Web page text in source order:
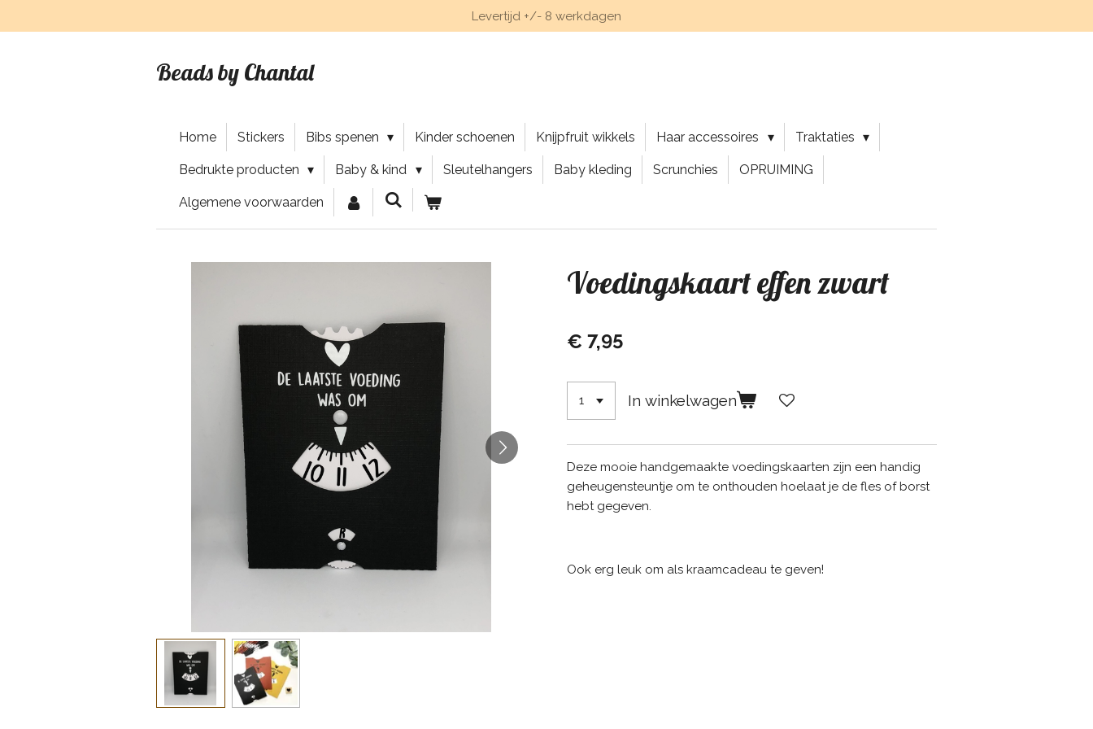
direct
Levertijd +/- 8 werkdagen
Beads by Chantal
Home Stickers Bibs spenen Kinder schoenen Knijpfruit wikkels Haar accessoires Traktaties
Bedrukte producten Baby & kind Sleutelhangers Baby kleding Scrunchies OPRUIMING
Algemene voorwaarden
Voedingskaart effen zwart
€ 7,95
In winkelwagen
Deze mooie handgemaakte voedingskaarten zijn een handig
geheugensteuntje om te onthouden hoelaat je de fles of borst
hebt gegeven.
Ook erg leuk om als kraamcadeau te geven!